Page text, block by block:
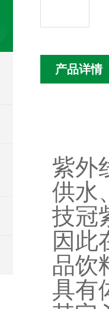
产品详情
紫外
供水
技冠
因此
品饮
具有